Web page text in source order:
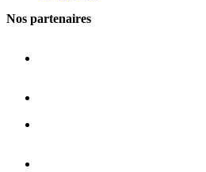
Nos partenaires